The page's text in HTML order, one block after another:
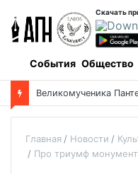
Скачать
События Общество
Как казахстанцы
Главная Новости
Про триумф